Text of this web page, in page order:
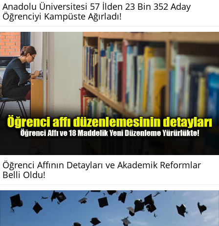
Anadolu Üniversitesi 57 İlden 23 Bin 352 Aday
Öğrenciyi Kampüste Ağırladı!
Öğrenci Affının Detayları ve Akademik Reformlar
Belli Oldu!